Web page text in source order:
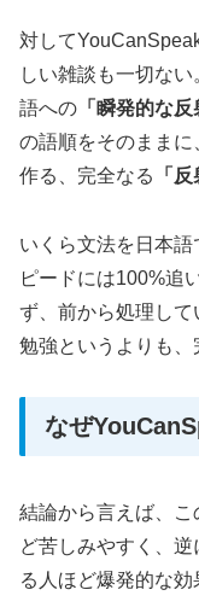
対して
しい雑談も一切な
語への 「瞬発的な
の語順をそのまま
作る、完全なる
「
いくら文法を日本
ピードには100%追
ず、前から処理して
勉強というよりも、
なぜ
結論から言えば、
ど苦しみやすく、逆
る人ほど爆発的な効